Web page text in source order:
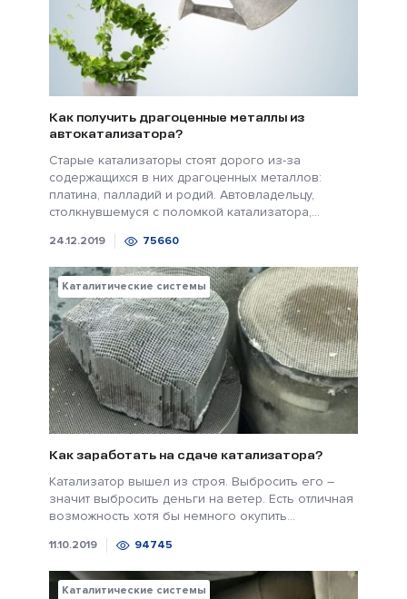
Как получить драгоценные металлы из
автокатализатора?
Старые катализаторы стоят дорого из-за
содержащихся в них драгоценных металлов:
платина, палладий и родий. Автовладельцу,
столкнувшемуся с поломкой катализатора,...
24.12.2019 75660
Каталитические системы
Как заработать на сдаче катализатора?
Катализатор вышел из строя. Выбросить его –
значит выбросить деньги на ветер. Есть отличная
возможность хотя бы немного окупить...
11.10.2019 94745
Каталитические системы